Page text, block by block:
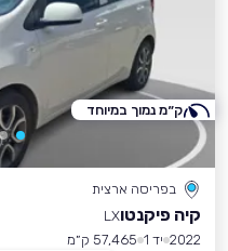
בפריסה ארצית
קיה פיקנטוLX
2022 יד 1
57,465 ק״מ
ק״מ נמוך במיוחד